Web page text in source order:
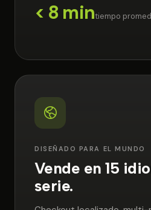
< 8 mintiempo
DISEÑADO PARA EL MUNDO
Vende en 15
serie.